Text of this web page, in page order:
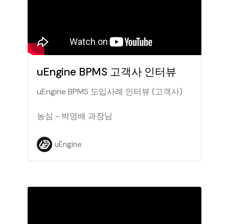
uEngine BPMS 고객사 인터뷰
uEngine BPMS 도입사례 인터뷰 (고객사)
농심 - 박영배 과장님
uEngine